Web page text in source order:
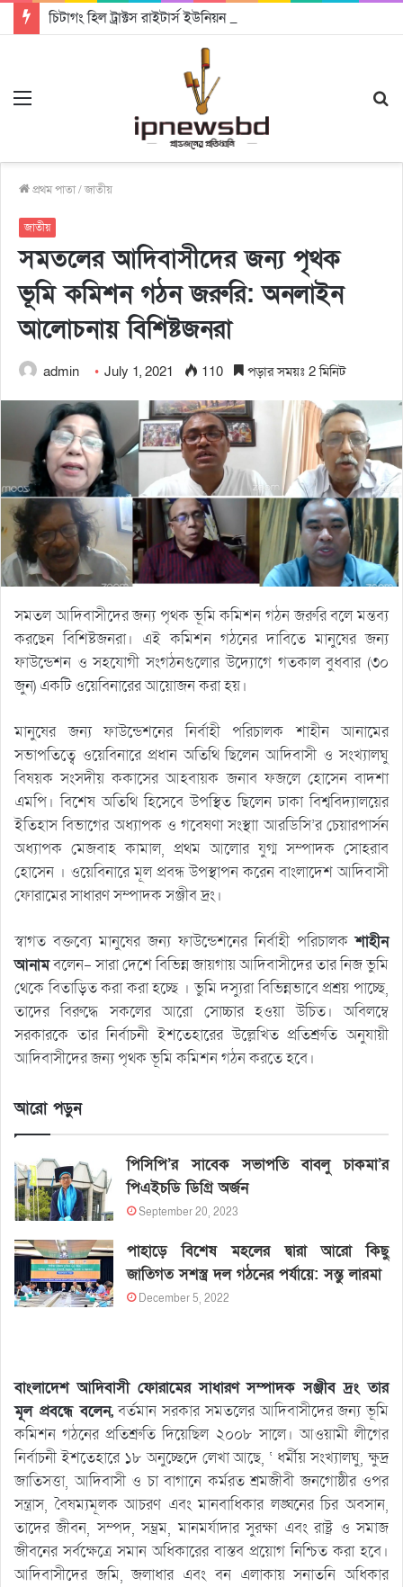
প্রথম পাতা/জাতীয়
জাতীয়
সমতলের আদিবাসীদের জন্য পৃথক
ভূমি কমিশন গঠন জরুরি: অনলাইন
আলোচনায় বিশিষ্টজনরা
admin July 1, 2021 110 পড়ার সময়ঃ 2 মিনিট
সমতল আদিবাসীদের জন্য পৃথক ভূমি কমিশন গঠন জরুরি বলে মন্তব্য
করছেন বিশিষ্টজনরা। এই কমিশন গঠনের দাবিতে মানুষের জন্য
ফাউন্ডেশন ও সহযোগী সংগঠনগুলোর উদ্যোগে গতকাল বুধবার (৩০
জুন) একটি ওয়েবিনারের আয়োজন করা হয়।
মানুষের জন্য ফাউন্ডেশনের নির্বাহী পরিচালক শাহীন আনামের
সভাপতিত্বে ওয়েবিনারে প্রধান অতিথি ছিলেন আদিবাসী ও সংখ্যালঘু
বিষয়ক সংসদীয় ককাসের আহবায়ক জনাব ফজলে হোসেন বাদশা
এমপি। বিশেষ অতিথি হিসেবে উপস্থিত ছিলেন ঢাকা বিশ্ববিদ্যালয়ের
ইতিহাস বিভাগের অধ্যাপক ও গবেষণা সংস্থাা আরডিসি’র চেয়ারপার্সন
অধ্যাপক মেজবাহ কামাল, প্রথম আলোর যুগ্ম সম্পাদক সোহরাব
হোসেন । ওয়েবিনারে মূল প্রবন্ধ উপস্থাপন করেন বাংলাদেশ আদিবাসী
ফোরামের সাধারণ সম্পাদক সঞ্জীব দ্রং।
স্বাগত বক্তব্যে মানুষের জন্য ফাউন্ডেশনের নির্বাহী পরিচালকশাহীন
আনামবলেন- সারা দেশে বিভিন্ন জায়গায় আদিবাসীদের তার নিজ ভুমি
থেকে বিতাড়িত করা করা হচ্ছে । ভুমি দস্যুরা বিভিন্নভাবে প্রশ্রয় পাচ্ছে,
তাদের বিরুদ্ধে সকলের আরো সোচ্চার হওয়া উচিত। অবিলম্বে
সরকারকে তার নির্বাচনী ইশতেহারের উল্লেখিত প্রতিশ্রুতি অনুযায়ী
আদিবাসীদের জন্য পৃথক ভূমি কমিশন গঠন করতে হবে।
আরো পড়ুন
পিসিপি’র সাবেক সভাপতি বাবলু চাকমা’র
পিএইচডি ডিগ্রি অর্জন
September 20, 2023
পাহাড়ে বিশেষ মহলের দ্বারা আরো কিছু
জাতিগত সশস্ত্র দল গঠনের পর্যায়ে: সন্তু লারমা
December 5, 2022
বাংলাদেশ আদিবাসী ফোরামের সাধারণ সম্পাদক সঞ্জীব দ্রং তার
মূল প্রবন্ধে বলেন,বর্তমান সরকার সমতলের আদিবাসীদের জন্য ভূমি
কমিশন গঠনের প্রতিশ্রুতি দিয়েছিল ২০০৮ সালে। আওয়ামী লীগের
নির্বাচনী ইশতেহারে ১৮ অনুচ্ছেদে লেখা আছে, ‘ ধর্মীয় সংখ্যালঘু, ক্ষুদ্র
জাতিসত্তা, আদিবাসী ও চা বাগানে কর্মরত শ্রমজীবী জনগোষ্ঠীর ওপর
সন্ত্রাস, বৈষম্যমূলক আচরণ এবং মানবাধিকার লঙ্ঘনের চির অবসান,
তাদের জীবন, সম্পদ, সম্ভ্রম, মানমর্যাদার সুরক্ষা এবং রাষ্ট্র ও সমাজ
জীবনের সর্বক্ষেত্রে সমান অধিকারের বাস্তব প্রয়োগ নিশ্চিত করা হবে।
আদিবাসীদের জমি, জলাধার এবং বন এলাকায় সনাতনি অধিকার